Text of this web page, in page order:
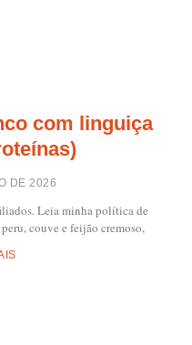
com linguiça
DE 2026
Leia minha política de
couve e feijão cremoso,